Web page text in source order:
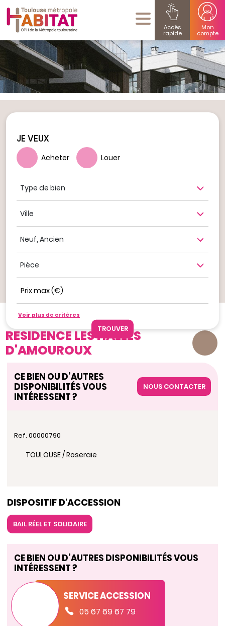
Accès
rapide
Mon
compte
Voir plus de critères
JE VEUX
Acheter Louer
Ville
Neuf, ancien
Nombre de pièce
Prix max (€)
Nos offres RESIDENCE LES HALLES D'AMOUROUX
Ajouter aux favoris
RESIDENCE LES HALLES
D'AMOUROUX
CE BIEN OU D’AUTRES
DISPONIBILITÉS VOUS
INTÉRESSENT ?
NOUS CONTACTER
Ref. 00000790
TOULOUSE / Roseraie
DISPOSITIF D'ACCESSION
BAIL RÉEL ET SOLIDAIRE
CE BIEN OU D’AUTRES DISPONIBILITÉS VOUS
INTÉRESSENT ?
SERVICE ACCESSION
05 67 69 67 79